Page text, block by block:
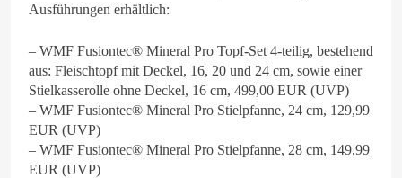
Ausführungen erhältlich:
– WMF Fusiontec® Mineral Pro Topf-Set 4-teilig, bestehend
aus: Fleischtopf mit Deckel, 16, 20 und 24 cm, sowie einer
Stielkasserolle ohne Deckel, 16 cm, 499,00 EUR (UVP)
– WMF Fusiontec® Mineral Pro Stielpfanne, 24 cm, 129,99
EUR (UVP)
– WMF Fusiontec® Mineral Pro Stielpfanne, 28 cm, 149,99
EUR (UVP)